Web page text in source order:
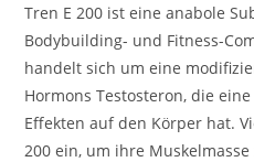
Tren E 200 ist eine anabole
Bodybuilding- und Fitness-
handelt sich um eine
Hormons Testosteron, die
Effekten auf den Körper hat.
200 ein, um ihre